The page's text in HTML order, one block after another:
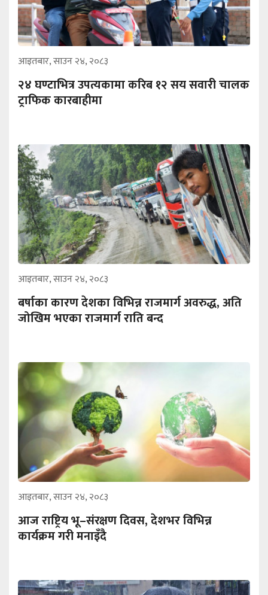
आइतबार, साउन २४, २०८३
२४ घण्टाभित्र उपत्यकामा करिब १२ सय सवारी चालक
ट्राफिक कारबाहीमा
आइतबार, साउन २४, २०८३
बर्षाका कारण देशका विभिन्न राजमार्ग अवरुद्ध, अति
जोखिम भएका राजमार्ग राति बन्द
आइतबार, साउन २४, २०८३
आज राष्ट्रिय भू–संरक्षण दिवस, देशभर विभिन्न
कार्यक्रम गरी मनाइँदै